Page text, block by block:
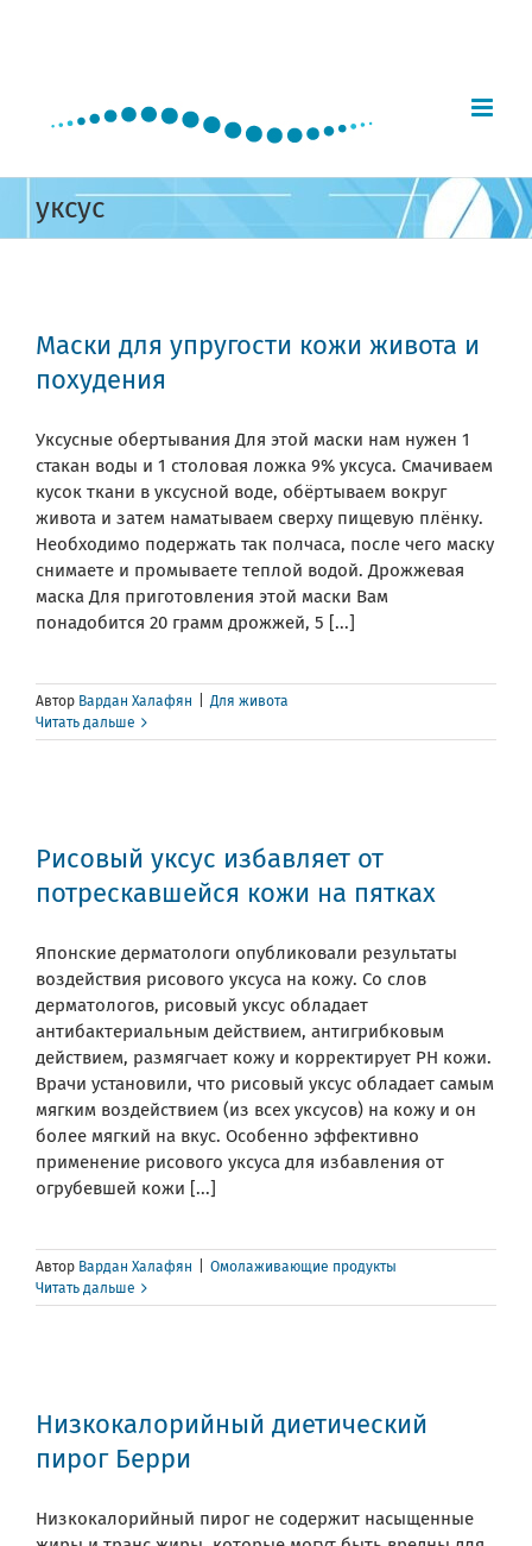
уксус
Маски для упругости кожи живота и
похудения
Уксусные обертывания Для этой маски нам нужен 1
стакан воды и 1 столовая ложка 9% уксуса. Смачиваем
кусок ткани в уксусной воде, обёртываем вокруг
живота и затем наматываем сверху пищевую плёнку.
Необходимо подержать так полчаса, после чего маску
снимаете и промываете теплой водой. Дрожжевая
маска Для приготовления этой маски Вам
понадобится 20 грамм дрожжей, 5 [...]
Автор Вардан Халафян
Для живота
Читать дальше
Рисовый уксус избавляет от
потрескавшейся кожи на пятках
Японские дерматологи опубликовали результаты
воздействия рисового уксуса на кожу. Со слов
дерматологов, рисовый уксус обладает
антибактериальным действием, антигрибковым
действием, размягчает кожу и корректирует PH кожи.
Врачи установили, что рисовый уксус обладает самым
мягким воздействием (из всех уксусов) на кожу и он
более мягкий на вкус. Особенно эффективно
применение рисового уксуса для избавления от
огрубевшей кожи [...]
Автор Вардан Халафян
Омолаживающие продукты
Читать дальше
Низкокалорийный диетический
пирог Берри
Низкокалорийный пирог не содержит насыщенные